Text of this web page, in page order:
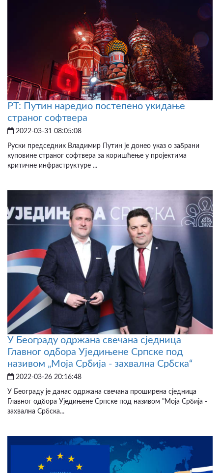
РТ: Путин наредио постепено укидање
страног софтвера
2022-03-31 08:05:08
Руски председник Владимир Путин је донео указ о забрани
куповине страног софтвера за коришћење у пројектима
критичне инфраструктуре ...
У Београду одржана свечана сједница
Главног одбора Уједињене Српске под
називом „Моја Србија - захвална Србска“
2022-03-26 20:16:48
У Београду је данас одржана свечана проширена сједница
Главног одбора Уједињене Српске под називом "Моја Србија -
захвална Србска...